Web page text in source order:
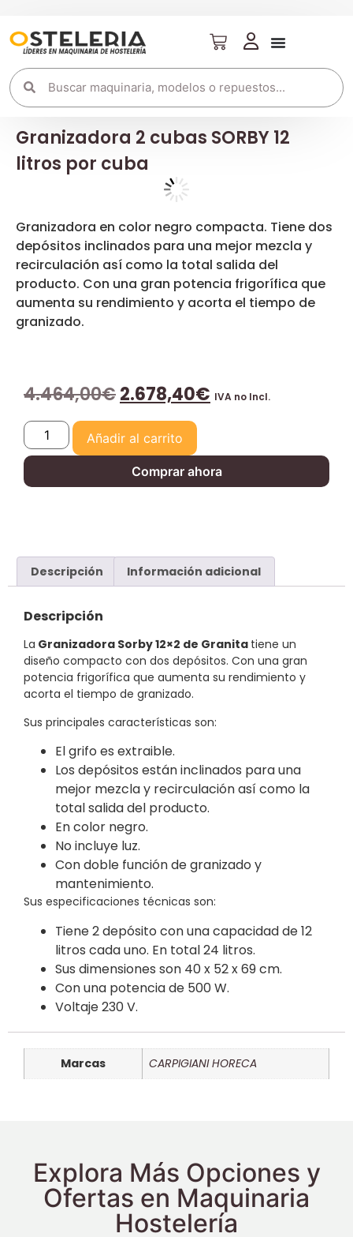
Granizadora 2 cubas SORBY 12
litros por cuba
Granizadora en color negro compacta. Tiene dos
depósitos inclinados para una mejor mezcla y
recirculación así como la total salida del
producto. Con una gran potencia frigorífica que
aumenta su rendimiento y acorta el tiempo de
granizado.
4.464,00€2.678,40€ IVA no Incl.
Añadir al carrito
Comprar ahora
Descripción Información adicional
Descripción
La Granizadora Sorby 12×2 de Granita tiene un
diseño compacto con dos depósitos. Con una gran
potencia frigorífica que aumenta su rendimiento y
acorta el tiempo de granizado.
Sus principales características son:
El grifo es extraible.
Los depósitos están inclinados para una
mejor mezcla y recirculación así como la
total salida del producto.
En color negro.
No incluye luz.
Con doble función de granizado y
mantenimiento.
Sus especificaciones técnicas son:
Tiene 2 depósito con una capacidad de 12
litros cada uno. En total 24 litros.
Sus dimensiones son 40 x 52 x 69 cm.
Con una potencia de 500 W.
Voltaje 230 V.
Marcas CARPIGIANI HORECA
Explora Más Opciones y
Ofertas en Maquinaria
Hostelería